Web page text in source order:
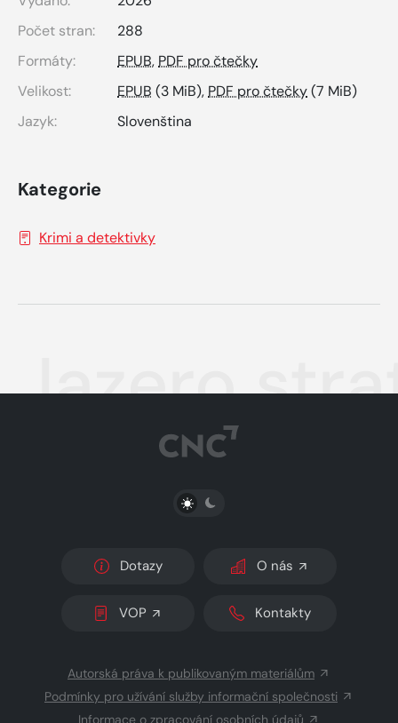
Počet stran:
288
Formáty:
EPUB,PDF pro čtečky
Velikost:
EPUB (3 MiB),PDF pro čtečky(7 MiB)
Jazyk:
Slovenština
Kategorie
Krimi a detektivky
Jazero
PŘEPNOUT SVĚTLÝ/TMAVÝ REŽIM
Dotazy O nás
VOP Kontakty
Autorská práva k publikovaným materiálům
Podmínky pro užívání služby informační společnosti
Informace o zpracování osobních údajů